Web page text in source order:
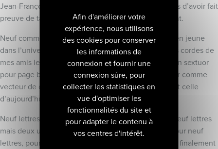
Jean-François, Patrice, Stéphane, Thibault et Thomas d’avoir fait
preuve de tant d’engagement, d’inventivité, de talent.
Neuf comme cet instrument, l’accordéon, encore bien jeune
dans l’univers classique, entouré par les magnifiques cordes de
mes amis le Quatuor Hermès et Édouard Macarez : un sextuor
pour page blanche à chaque composition, un sextuor comme
vecteur de communication entre la musique d’hier et celle
d’aujourd’hui.
Neuf lettres, BEETHOVEN, ACCORDÉON, toujours neuf lettres
mais deux univers jusque là si distants… Un projet pour neuf
lettres, pour neuf créations, pour que le neuf inonde finalement
Afin d'améliorer votre
expérience, nous utilisons
des cookies pour conserver
les informations de
connexion et fournir une
connexion sûre, pour
collecter les statistiques en
vue d'optimiser les
fonctionnalités du site et
pour adapter le contenu à
vos centres d'intérêt.